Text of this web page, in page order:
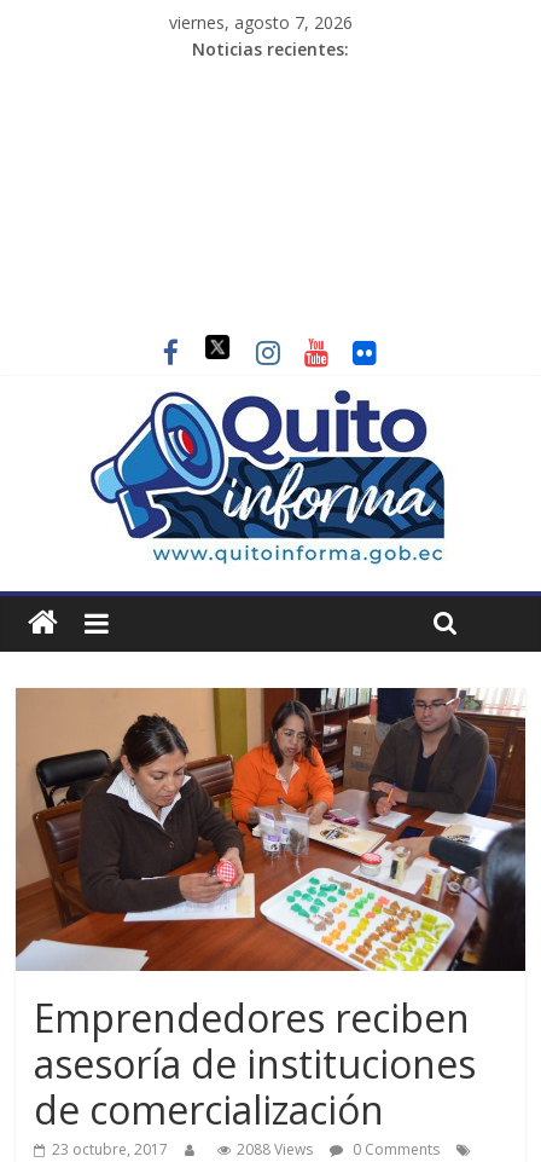
viernes, agosto 7, 2026
Noticias recientes:
Emprendedores reciben
asesoría de instituciones
de comercialización
23 octubre, 2017 2088 Views
0 Comments